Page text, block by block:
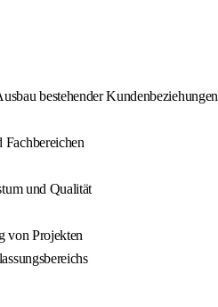
bestehender Kundenbeziehungen
und Qualität
von Projekten